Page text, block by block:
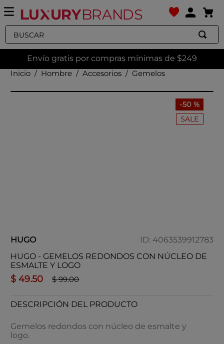
Buscar
Envío gratis por compras mínimas de $249
Hombre
Accesorios Gemelos
-50 %
SALE
HUGO ID: 4063539912783
HUGO - GEMELOS REDONDOS CON NÚCLEO DE
ESMALTE Y LOGO
$ 49.50 $ 99.00
DESCRIPCIÓN DEL PRODUCTO
Gemelos redondos con núcleo de esmalte y
logo.